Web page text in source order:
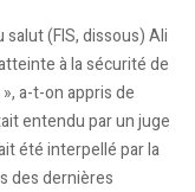
(FIS, dissous) Ali
à la sécurité de
a-t-on appris de
entendu par un juge
été interpellé par la
des dernières